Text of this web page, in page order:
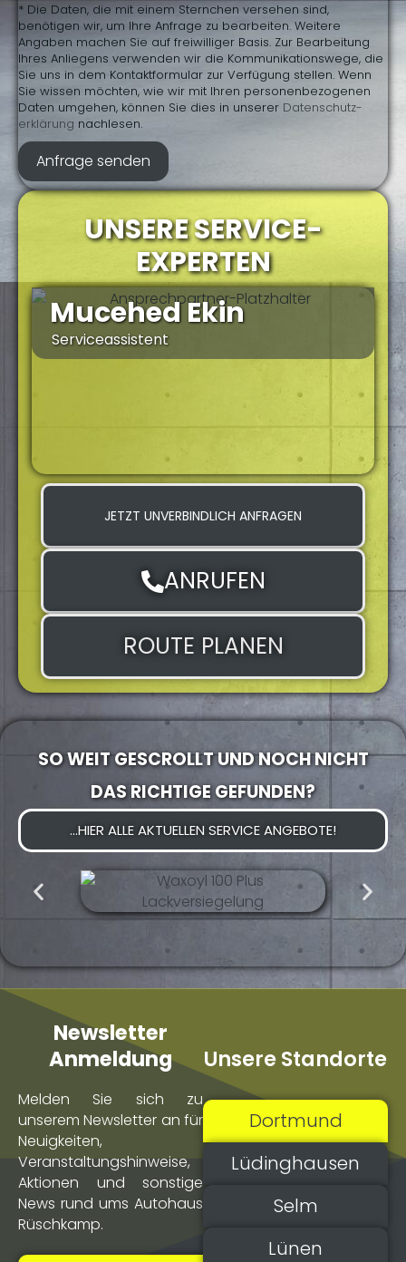
UNSERE SERVICE-
EXPERTEN
Mucehed Ekin
Serviceassistent
JETZT UNVERBINDLICH ANFRAGEN
ANRUFEN
ROUTE PLANEN
* Die Daten, die mit einem Sternchen versehen sind,
benötigen wir, um Ihre Anfrage zu bearbeiten. Weitere
Angaben machen Sie auf freiwilliger Basis. Zur Bearbeitung
Ihres Anliegens verwenden wir die Kommunikationswege, die
Sie uns in dem Kontaktformular zur Verfügung stellen. Wenn
Sie wissen möchten, wie wir mit Ihren personenbezogenen
Daten umgehen, können Sie dies in unserer Daten­schutz­
erklärung nachlesen.
SO WEIT GESCROLLT UND NOCH NICHT
DAS RICHTIGE GEFUNDEN?
...HIER ALLE AKTUELLEN SERVICE ANGEBOTE!
Newsletter
Anmeldung
Melden Sie sich zu
unserem Newsletter an für
Neuigkeiten,
Veranstaltungs­hinweise,
Aktionen und sonstige
News rund ums Autohaus
Rüschkamp.
Unsere Standorte
Dortmund
Lüdinghausen
Selm
Lünen